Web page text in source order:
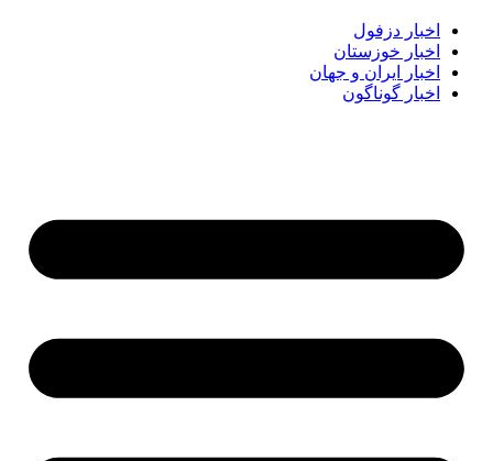
اخبار دزفول
اخبار خوزستان
اخبار ایران و جهان
اخبار گوناگون